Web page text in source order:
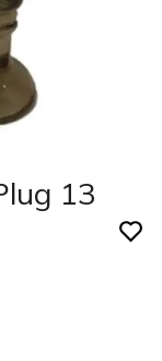
13